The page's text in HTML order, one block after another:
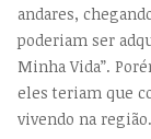
andares,
poderiam ser
Minha Vida”.
eles teriam que
vivendo na